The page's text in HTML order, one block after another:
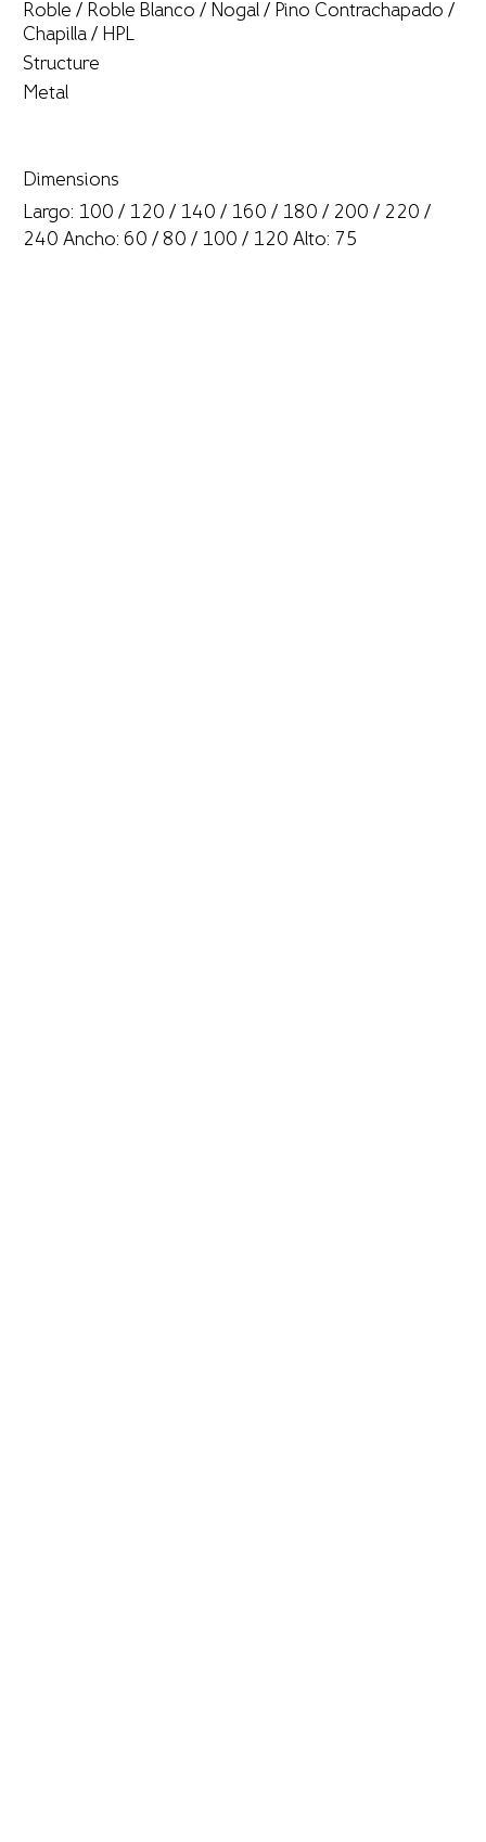
Roble / Roble Blanco / Nogal / Pino Contrachapado /
Chapilla / HPL
Structure
Metal
Dimensions
Largo: 100 / 120 / 140 / 160 / 180 / 200 / 220 /
240 Ancho: 60 / 80 / 100 / 120 Alto: 75